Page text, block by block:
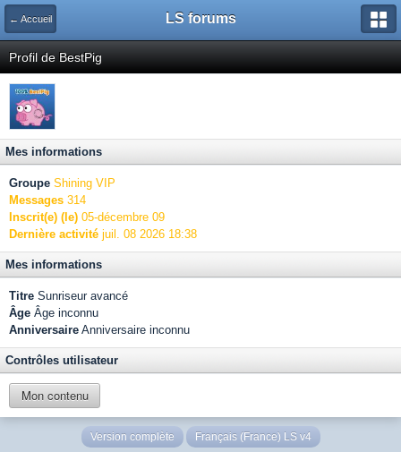
← Accueil LS forums
Profil de BestPig
Mes informations
Groupe Shining VIP
Messages 314
Inscrit(e) (le) 05-décembre 09
Dernière activité juil. 08 2026 18:38
Mes informations
Titre Sunriseur avancé
Âge Âge inconnu
Anniversaire Anniversaire inconnu
Contrôles utilisateur
Mon contenu
Version complète Français (France) LS v4